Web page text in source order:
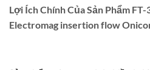
Lợi Ích Chính Của Sản Phẩm
Electromag insertion flow